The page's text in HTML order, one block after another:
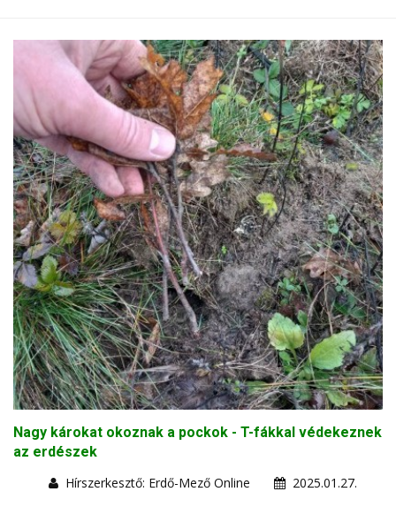
Nagy károkat okoznak a pockok - T-fákkal védekeznek
az erdészek
Hírszerkesztő: Erdő-Mező Online
2025.01.27.